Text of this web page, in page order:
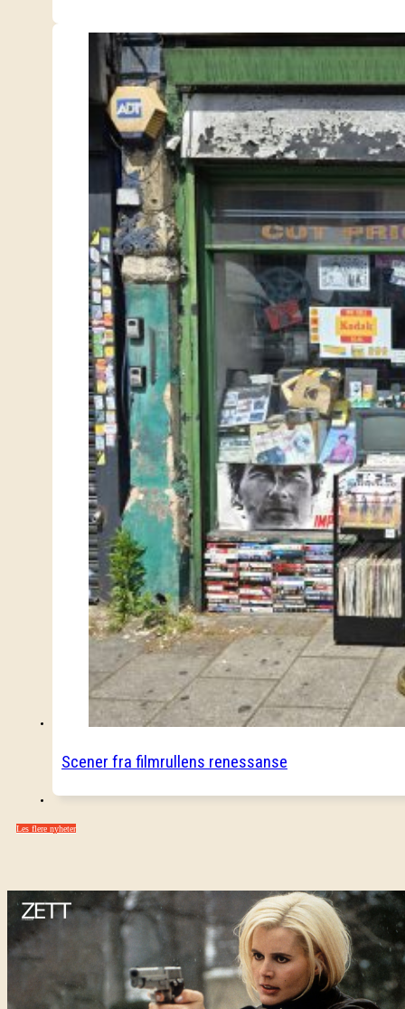
Scener fra filmrullens renessanse
Les flere nyheter